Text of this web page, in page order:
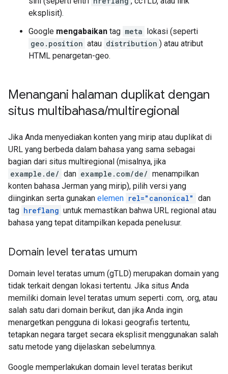
eksplisit).
Google mengabaikan tag meta lokasi (seperti
geo.position atau distribution ) atau atribut
HTML penargetan-geo.
Menangani halaman duplikat dengan
situs multibahasa/multiregional
Jika Anda menyediakan konten yang mirip atau duplikat di
URL yang berbeda dalam bahasa yang sama sebagai
bagian dari situs multiregional (misalnya, jika
example.de/ dan example.com/de/ menampilkan
konten bahasa Jerman yang mirip), pilih versi yang
diinginkan serta gunakan elemen rel="canonical" dan
tag hreflang untuk memastikan bahwa URL regional atau
bahasa yang tepat ditampilkan kepada penelusur.
Domain level teratas umum
Domain level teratas umum (gTLD) merupakan domain yang
tidak terkait dengan lokasi tertentu. Jika situs Anda
memiliki domain level teratas umum seperti .com, .org, atau
salah satu dari domain berikut, dan jika Anda ingin
menargetkan pengguna di lokasi geografis tertentu,
tetapkan negara target secara eksplisit menggunakan salah
satu metode yang dijelaskan sebelumnya.
Google memperlakukan domain level teratas berikut